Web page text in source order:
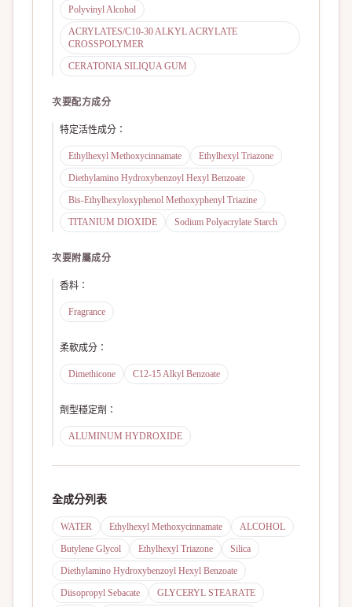
Polyvinyl Alcohol
ACRYLATES/C10-30 ALKYL ACRYLATE
CROSSPOLYMER
CERATONIA SILIQUA GUM
次要配方成分
特定活性成分 ：
Ethylhexyl Methoxycinnamate
Ethylhexyl Triazone
Diethylamino Hydroxybenzoyl Hexyl Benzoate
Bis-Ethylhexyloxyphenol Methoxyphenyl Triazine
TITANIUM DIOXIDE
Sodium Polyacrylate Starch
次要附屬成分
香料 ：
Fragrance
柔軟成分 ：
Dimethicone C12-15 Alkyl Benzoate
劑型穩定劑 ：
ALUMINUM HYDROXIDE
全成分列表
WATER Ethylhexyl Methoxycinnamate
ALCOHOL
Butylene Glycol
Ethylhexyl Triazone
Silica
Diethylamino Hydroxybenzoyl Hexyl Benzoate
Diisopropyl Sebacate
GLYCERYL STEARATE